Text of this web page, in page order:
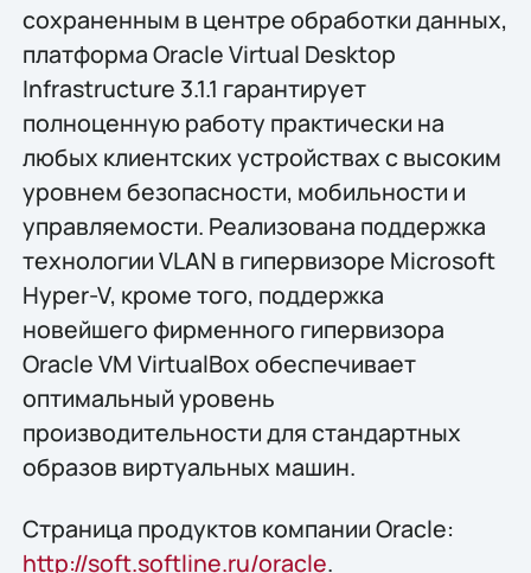
сохраненным в центре обработки данных,
платформа Oracle Virtual Desktop
Infrastructure 3.1.1 гарантирует
полноценную работу практически на
любых клиентских устройствах с высоким
уровнем безопасности, мобильности и
управляемости. Реализована поддержка
технологии VLAN в гипервизоре Microsoft
Hyper-V, кроме того, поддержка
новейшего фирменного гипервизора
Oracle VM VirtualBox обеспечивает
оптимальный уровень
производительности для стандартных
образов виртуальных машин.
Страница продуктов компании Oracle:
http://soft.softline.ru/oracle.